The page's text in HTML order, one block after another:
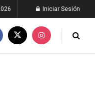
Iniciar Sesión